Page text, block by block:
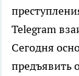
Telegram
Сегодня
предъявить